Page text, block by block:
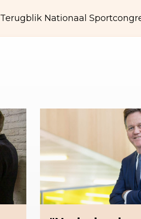
Terugblik Nationaal